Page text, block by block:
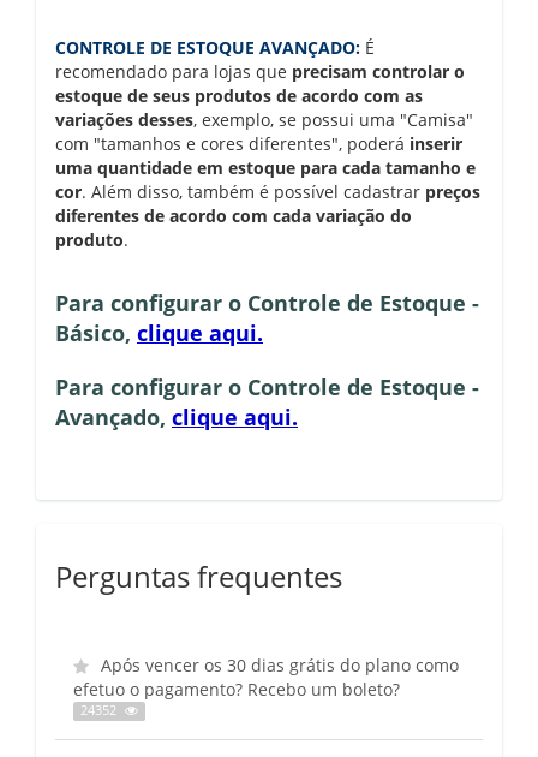
CONTROLE DE ESTOQUE AVANÇADO: É
recomendado para lojas que precisam controlar o
estoque de seus produtos de acordo com as
variações desses, exemplo, se possui uma "Camisa"
com "tamanhos e cores diferentes", poderá inserir
uma quantidade em estoque para cada tamanho e
cor. Além disso, também é possível cadastrar preços
diferentes de acordo com cada variação do
produto.
Para configurar o Controle de Estoque -
Básico, clique aqui.
Para configurar o Controle de Estoque -
Avançado, clique aqui.
Perguntas frequentes
Após vencer os 30 dias grátis do plano como
efetuo o pagamento? Recebo um boleto?
24352